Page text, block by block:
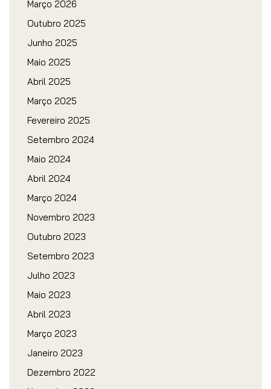
Março 2026
Outubro 2025
Junho 2025
Maio 2025
Abril 2025
Março 2025
Fevereiro 2025
Setembro 2024
Maio 2024
Abril 2024
Março 2024
Novembro 2023
Outubro 2023
Setembro 2023
Julho 2023
Maio 2023
Abril 2023
Março 2023
Janeiro 2023
Dezembro 2022